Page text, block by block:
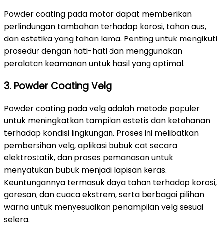
Powder coating pada motor dapat memberikan
perlindungan tambahan terhadap korosi, tahan aus,
dan estetika yang tahan lama. Penting untuk mengikuti
prosedur dengan hati-hati dan menggunakan
peralatan keamanan untuk hasil yang optimal.
3. Powder Coating Velg
Powder coating pada velg adalah metode populer
untuk meningkatkan tampilan estetis dan ketahanan
terhadap kondisi lingkungan. Proses ini melibatkan
pembersihan velg, aplikasi bubuk cat secara
elektrostatik, dan proses pemanasan untuk
menyatukan bubuk menjadi lapisan keras.
Keuntungannya termasuk daya tahan terhadap korosi,
goresan, dan cuaca ekstrem, serta berbagai pilihan
warna untuk menyesuaikan penampilan velg sesuai
selera.